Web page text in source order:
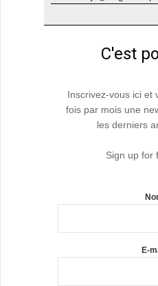
C'est
Inscrivez-vous ici et
fois par mois une
les derniers
Sign up for
E-